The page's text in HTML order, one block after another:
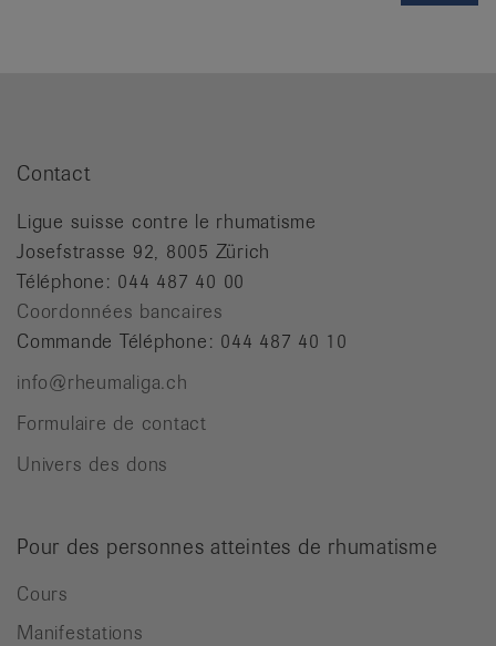
Contact
Ligue suisse contre le rhumatisme
Josefstrasse 92, 8005 Zürich
Téléphone: 044 487 40 00
Coordonnées bancaires
Commande Téléphone: 044 487 40 10
info@rheumaliga.ch
Formulaire de contact
Univers des dons
Pour des personnes atteintes de rhumatisme
Cours
Manifestations